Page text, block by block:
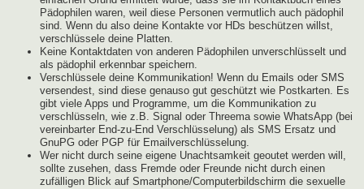
Pädophilen waren, weil diese Personen vermutlich auch pädophil
sind. Wenn du also deine Kontakte vor HDs beschützen willst,
verschlüssele deine Platten.
Keine Kontaktdaten von anderen Pädophilen unverschlüsselt und
als pädophil erkennbar speichern.
Verschlüssele deine Kommunikation! Wenn du Emails oder SMS
versendest, sind diese genauso gut geschützt wie Postkarten. Es
gibt viele Apps und Programme, um die Kommunikation zu
verschlüsseln, wie z.B. Signal oder Threema sowie WhatsApp (bei
vereinbarter End-zu-End Verschlüsselung) als SMS Ersatz und
GnuPG oder PGP für Emailverschlüsselung.
Wer nicht durch seine eigene Unachtsamkeit geoutet werden will,
sollte zusehen, dass Fremde oder Freunde nicht durch einen
zufälligen Blick auf Smartphone/Computerbildschirm die sexuelle